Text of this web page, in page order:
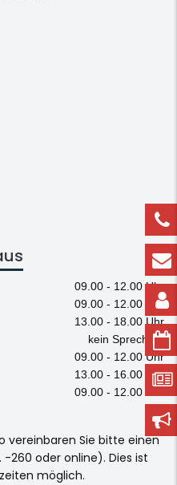
09.00 - 12.00 Uhr
09.00 - 12.00 Uhr
13.00 - 18.00 Uhr
kein Sprechtag
09.00 - 12.00 Uhr
13.00 - 16.00 Uhr
09.00 - 12.00 Uhr
vereinbaren Sie bitte einen
-260 oder online). Dies ist
möglich.